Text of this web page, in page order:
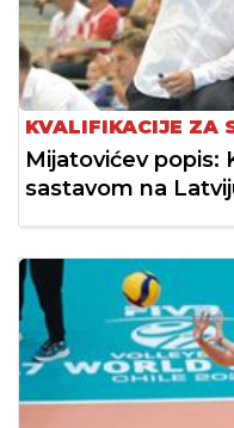
KVALIFIKACIJE ZA
Mijatovićev popis:
sastavom na